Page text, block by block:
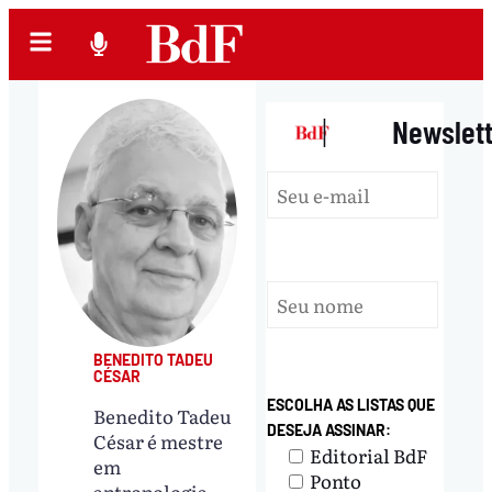
BENEDITO TADEU
CÉSAR
Benedito Tadeu
César é mestre
em
|
ESCOLHA AS LISTAS QUE
DESEJA ASSINAR:
Editorial BdF
Ponto